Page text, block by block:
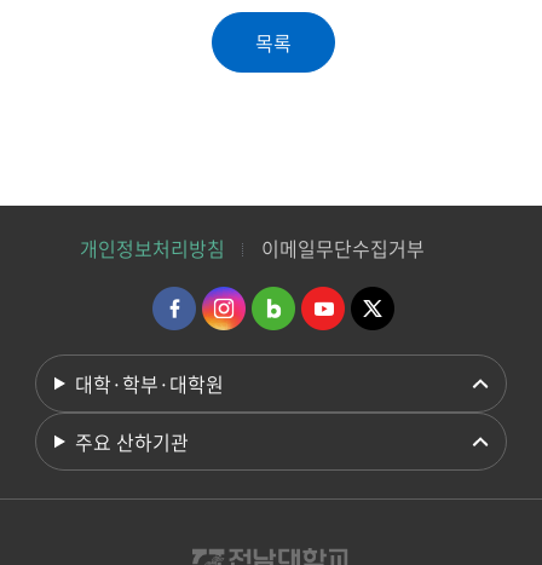
개인정보처리방침 이메일무단수집거부
대학·학부·대학원
주요 산하기관